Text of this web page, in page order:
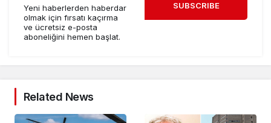
Yeni haberlerden haberdar
olmak için fırsatı kaçırma
ve ücretsiz e-posta
aboneliğini hemen başlat.
SUBSCRIBE
Related News